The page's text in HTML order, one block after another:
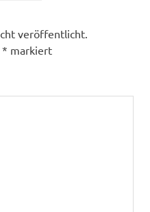
veröffentlicht.
* markiert